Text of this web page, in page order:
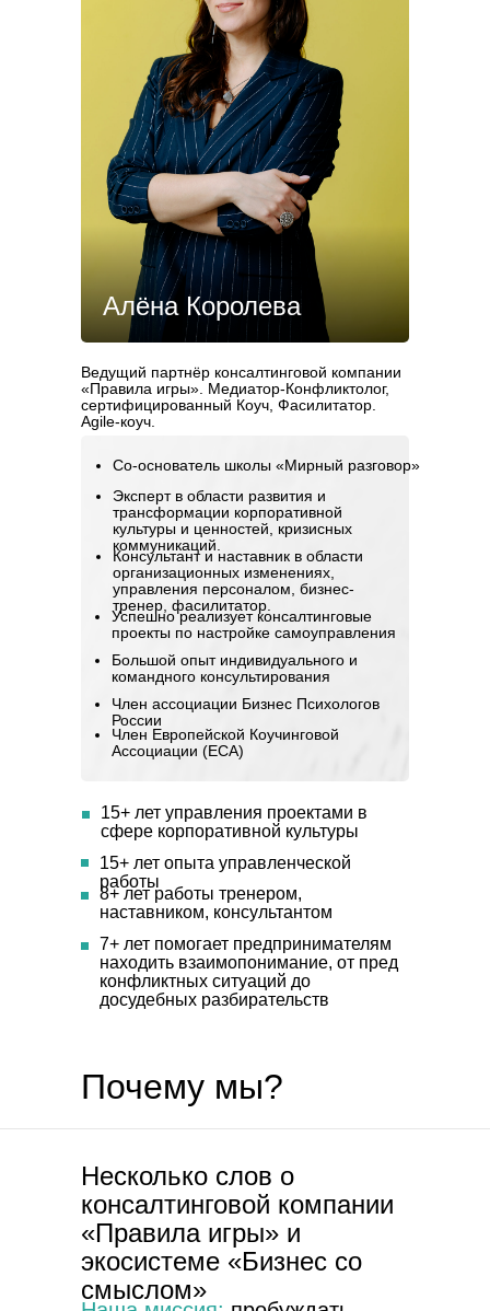
Ведущий партнёр консалтинговой компании
«Правила игры». Медиатор-Конфликтолог,
сертифицированный Коуч, Фасилитатор.
Agile-коуч.
Алёна Королева
15+ лет управления проектами в
сфере корпоративной культуры
15+ лет опыта управленческой
работы
8+ летработы тренером,
наставником, консультантом
7+ лет помогает предпринимателям
находить взаимопонимание, от пред
конфликтных ситуаций до
досудебных разбирательств
Со-основатель школы «Мирный разговор»
Эксперт в области развития и
трансформации корпоративной
культуры и ценностей, кризисных
коммуникаций.
Консультант и наставник в области
организационных изменениях,
управления персоналом, бизнес-
тренер, фасилитатор.
Большой опыт индивидуального и
командного консультирования
Успешно реализует консалтинговые
проекты по настройке самоуправления
Член ассоциации Бизнес Психологов
России
Член Европейской Коучинговой
Ассоциации (ECA)
Почему мы?
Несколько слов о
консалтинговой компании
«Правила игры» и
экосистеме «Бизнес со
смыслом»